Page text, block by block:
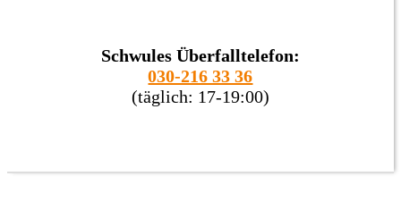
Schwules Überfalltelefon:
030-216 33 36
(täglich: 17-19:00)